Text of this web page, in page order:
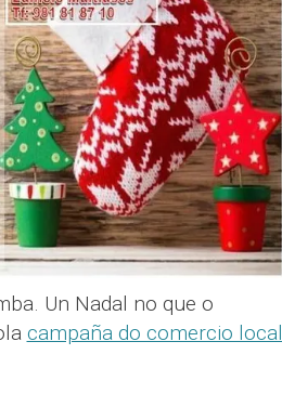
Un Nadal no que o
campaña do comercio local